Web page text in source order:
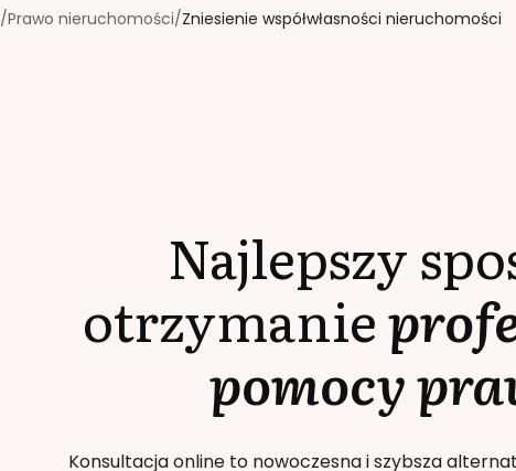
/Prawo nieruchomości/Zniesienie współwłasności nieruchomości
Najlepszy
otrzymanie
pomocy
Konsultacja online to nowoczesna i szybsza